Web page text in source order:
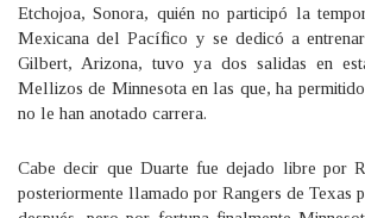
Etchojoa, Sonora, quién no participó la
Mexicana del Pacífico y se dedicó a
Gilbert, Arizona, tuvo ya dos salidas en
Mellizos de Minnesota en las que, ha
no le han anotado carrera.
Cabe decir que Duarte fue dejado libre por
posteriormente llamado por Rangers de Texas